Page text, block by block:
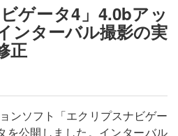
ゲータ4」4.0bアッ
ターバル撮影の実
正
ンソフト「エクリプスナビゲー
を公開しました。インターバル